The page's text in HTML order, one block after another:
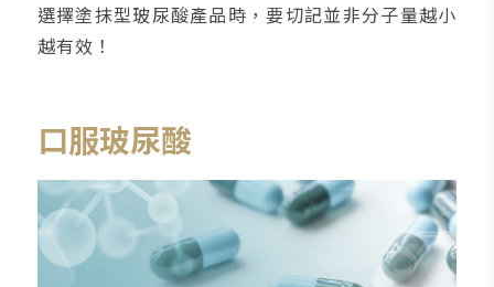
選擇塗抹型玻尿酸產品時，要切記並非分子量越小
越有效！
口服玻尿酸